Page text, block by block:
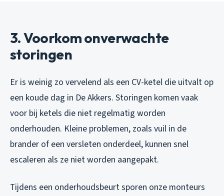
3. Voorkom onverwachte
storingen
Er is weinig zo vervelend als een CV-ketel die uitvalt op
een koude dag in De Akkers. Storingen komen vaak
voor bij ketels die niet regelmatig worden
onderhouden. Kleine problemen, zoals vuil in de
brander of een versleten onderdeel, kunnen snel
escaleren als ze niet worden aangepakt.
Tijdens een onderhoudsbeurt sporen onze monteurs